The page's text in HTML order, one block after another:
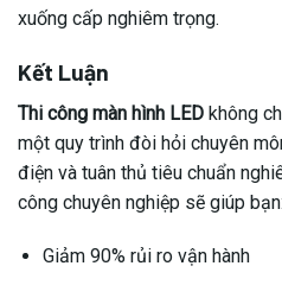
xuống cấp nghiêm trọng.
Kết Luận
Thi công màn hình LED không
một quy trình đòi hỏi chuyên
điện và tuân thủ tiêu chuẩn
công chuyên nghiệp sẽ giúp bạn:
Giảm 90% rủi ro vận hành